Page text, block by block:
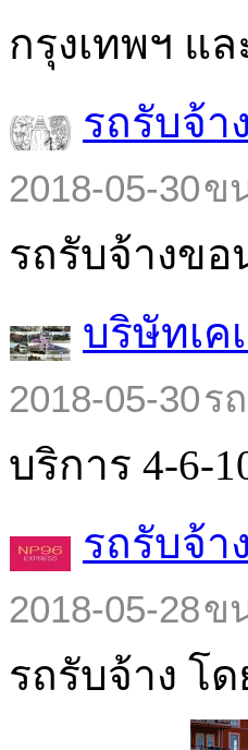
กรุงเทพฯ แ
รถรับจ้
2018-05-30ข
รถรับจ้างข
บริษัทเค
2018-05-30ร
บริการ 4-6-
รถรับจ้าง
2018-05-28ข
รถรับจ้าง โ